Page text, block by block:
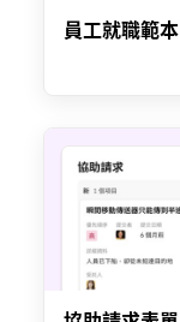
員工就職範本